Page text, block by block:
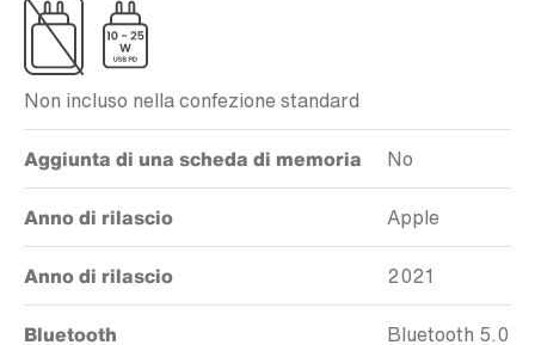
Non incluso nella confezione standard
Aggiunta di una scheda di memoria No
Anno di rilascio Apple
Anno di rilascio 2021
Bluetooth Bluetooth 5.0